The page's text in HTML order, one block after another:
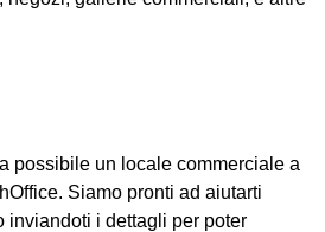
possibile un locale commerciale a
Siamo pronti ad aiutarti
inviandoti i dettagli per poter